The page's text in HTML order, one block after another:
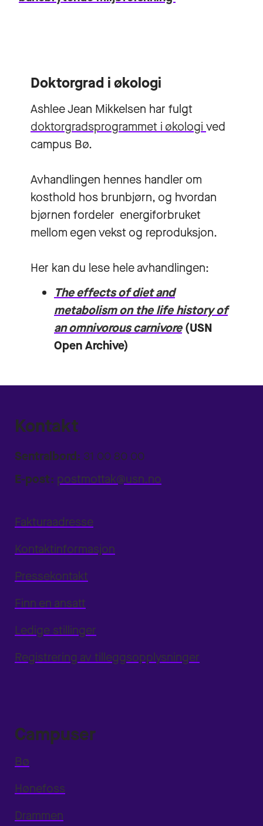
Doktorgrad i økologi
Ashlee Jean Mikkelsen har fulgt
doktorgradsprogrammet i økologi ved
campus Bø.
Avhandlingen hennes handler om
kosthold hos brunbjørn, og hvordan
bjørnen fordeler energiforbruket
mellom egen vekst og reproduksjon.
Her kan du lese hele avhandlingen:
The effects of diet and
metabolism on the life history of
an omnivorous carnivore(USN
Open Archive)
Kontakt
Sentralbord: 31 00 80 00
E-post: postmottak@usn.no
Fakturaadresse
Kontaktinformasjon
Pressekontakt
Finn en ansatt
Ledige stillinger
Registrering av tilleggsopplysninger
Campuser
Bø
Hønefoss
Drammen